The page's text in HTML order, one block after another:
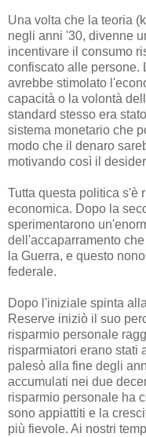
Una volta che la teoria
negli anni '30, divenne
incentivare il consumo
confiscato alle persone.
avrebbe stimolato
capacità o la volontà
standard stesso era
sistema monetario che
modo che il denaro
motivando così il
Tutta questa politica s'è
economica. Dopo la
sperimentarono
dell'accaparramento
la Guerra, e questo
federale.
Dopo l'iniziale spinta
Reserve iniziò il suo
risparmio personale
risparmiatori erano stati
palesò alla fine degli
accumulati nei due
risparmio personale ha
sono appiattiti e la
più fievole. Ai nostri